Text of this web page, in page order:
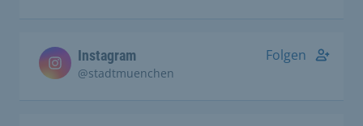
Instagram
@stadtmuenchen
Folgen